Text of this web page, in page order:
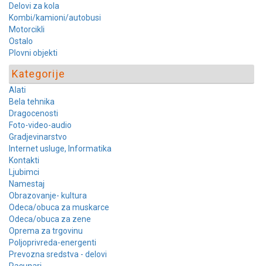
Delovi za kola
Kombi/kamioni/autobusi
Motorcikli
Ostalo
Plovni objekti
Kategorije
Alati
Bela tehnika
Dragocenosti
Foto-video-audio
Gradjevinarstvo
Internet usluge, Informatika
Kontakti
Ljubimci
Namestaj
Obrazovanje- kultura
Odeca/obuca za muskarce
Odeca/obuca za zene
Oprema za trgovinu
Poljoprivreda-energenti
Prevozna sredstva - delovi